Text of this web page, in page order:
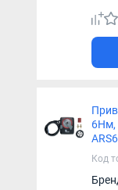
6Нм,
Код